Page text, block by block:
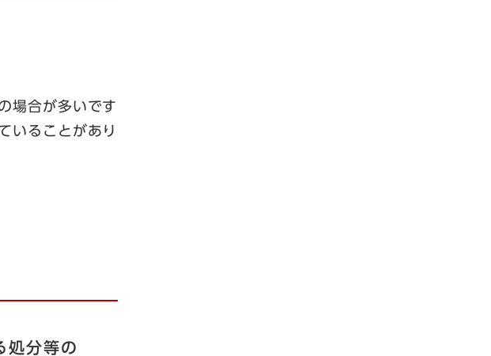
場合が多いです
いることがあり
処分等の